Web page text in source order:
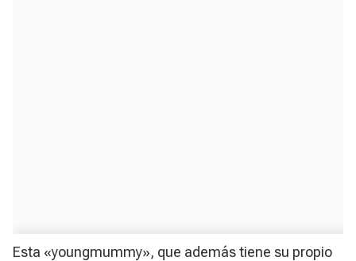
Esta «youngmummy», que además tiene su propio